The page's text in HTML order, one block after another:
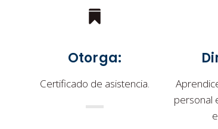
Otorga:
Certificado de asistencia.
personal